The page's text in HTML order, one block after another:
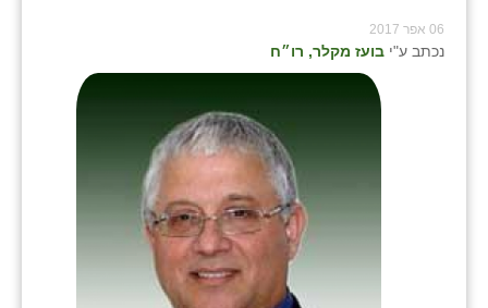
06 אפר 2017
נכתב ע"י בועז מקלר, רו״ח